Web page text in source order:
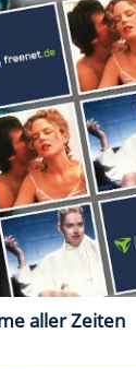
aller Zeiten